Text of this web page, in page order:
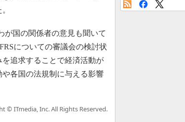
国の関係者の意見も聞いて
についての審議会の検討状
追求することで経済活動が
各国の法規制に与える影響
© ITmedia, Inc. All Rights Reserved.